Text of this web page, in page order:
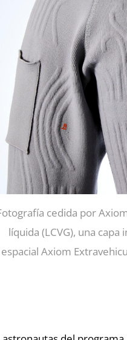
cedida por
líquida (LCVG), una
espacial Axiom